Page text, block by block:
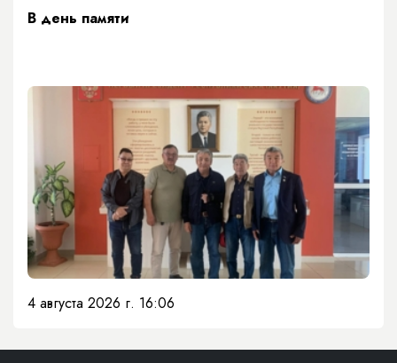
​В день памяти
4 августа 2026 г. 16:06